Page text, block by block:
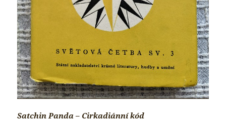
Satchin Panda – Cirkadiánní kód